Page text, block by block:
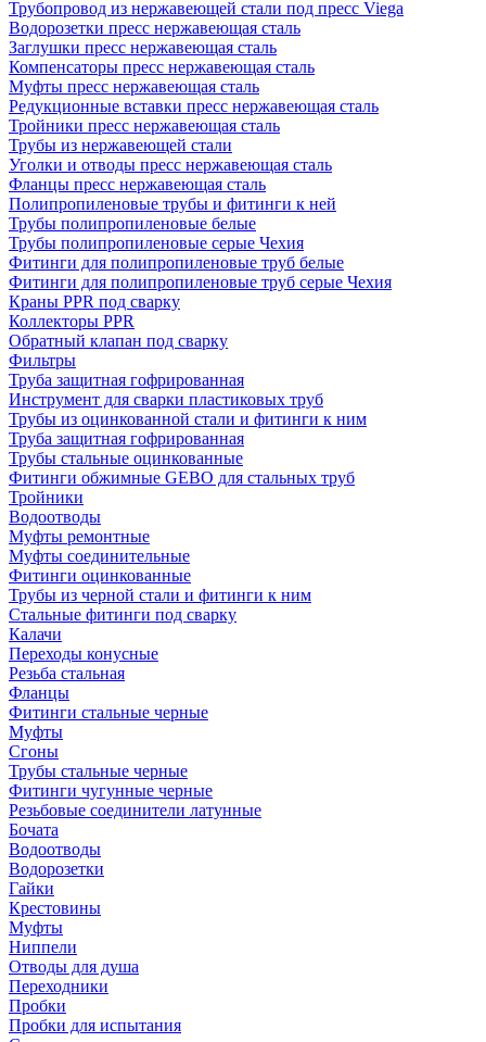
Трубопровод из нержавеющей стали под пресс Viega
Водорозетки пресс нержавеющая сталь
Заглушки пресс нержавеющая сталь
Компенсаторы пресс нержавеющая сталь
Муфты пресс нержавеющая сталь
Редукционные вставки пресс нержавеющая сталь
Тройники пресс нержавеющая сталь
Трубы из нержавеющей стали
Уголки и отводы пресс нержавеющая сталь
Фланцы пресс нержавеющая сталь
Полипропиленовые трубы и фитинги к ней
Трубы полипропиленовые белые
Трубы полипропиленовые серые Чехия
Фитинги для полипропиленовые труб белые
Фитинги для полипропиленовые труб серые Чехия
Краны PPR под сварку
Коллекторы PPR
Обратный клапан под сварку
Фильтры
Труба защитная гофрированная
Инструмент для сварки пластиковых труб
Трубы из оцинкованной стали и фитинги к ним
Труба защитная гофрированная
Трубы стальные оцинкованные
Фитинги обжимные GEBO для стальных труб
Тройники
Водоотводы
Муфты ремонтные
Муфты соединительные
Фитинги оцинкованные
Трубы из черной стали и фитинги к ним
Стальные фитинги под сварку
Калачи
Переходы конусные
Резьба стальная
Фланцы
Фитинги стальные черные
Муфты
Сгоны
Трубы стальные черные
Фитинги чугунные черные
Резьбовые соединители латунные
Бочата
Водоотводы
Водорозетки
Гайки
Крестовины
Муфты
Ниппели
Отводы для душа
Переходники
Пробки
Пробки для испытания